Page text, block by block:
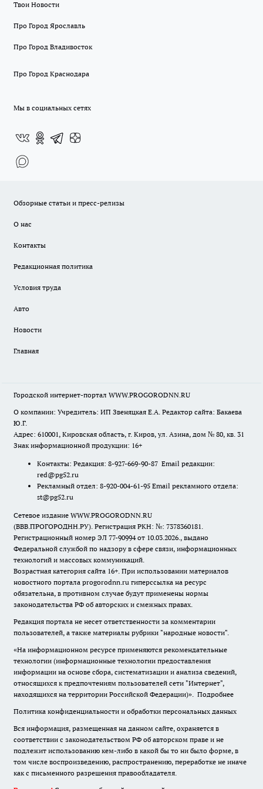
Твои Новости
Про Город Ярославль
Про Город Владивосток
Про Город Краснодара
Мы в социальных сетях
Обзорные статьи и пресс-релизы
О нас
Контакты
Редакционная политика
Условия труда
Авто
Новости
Главная
Городской интернет-портал WWW.PROGORODNN.RU
О компании: Учредитель: ИП Звеняцкая Е.А. Редактор сайта: Бакаева
Ю.Г.
Адрес: 610001, Кировская область, г. Киров, ул. Азина, дом № 80, кв. 31
Знак информационной продукции: 16+
Контакты: Редакция: 8-927-669-90-87 Email редакции:
red@pg52.ru
Рекламный отдел: 8-920-004-61-95 Email рекламного отдела:
st@pg52.ru
Сетевое издание WWW.PROGORODNN.RU
(ВВВ.ПРОГОРОДНН.РУ). Регистрация РКН: №: 7378360181.
Регистрационный номер ЭЛ 77-90994 от 10.03.2026., выдано
Федеральной службой по надзору в сфере связи, информационных
технологий и массовых коммуникаций.
Возрастная категория сайта 16+. При использовании материалов
новостного портала progorodnn.ru гиперссылка на ресурс
обязательна, в противном случае будут применены нормы
законодательства РФ об авторских и смежных правах.
Редакция портала не несет ответственности за комментарии
пользователей, а также материалы рубрики "народные новости".
«На информационном ресурсе применяются рекомендательные
технологии (информационные технологии предоставления
информации на основе сбора, систематизации и анализа сведений,
относящихся к предпочтениям пользователей сети "Интернет",
находящихся на территории Российской Федерации)». Подробнее
Политика конфиденциальности и обработки персональных данных
Вся информация, размещенная на данном сайте, охраняется в
соответствии с законодательством РФ об авторском праве и не
подлежит использованию кем-либо в какой бы то ни было форме, в
том числе воспроизведению, распространению, переработке не иначе
как с письменного разрешения правообладателя.